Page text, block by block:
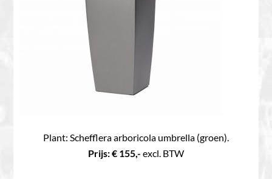
Plant: Schefflera arboricola umbrella (groen).
Prijs: € 155,- excl. BTW